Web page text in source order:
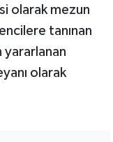
olarak mezun
tanınan
yararlanan
olarak